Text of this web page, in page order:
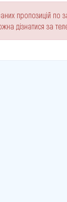
пропозицій по
дізнатися за